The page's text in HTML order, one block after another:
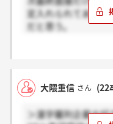
定入れられてあまり
だと思う。
大隈重信 さん (22
＞漢字羅列企業大好